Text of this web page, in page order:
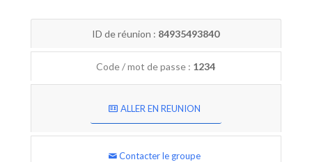
ID de réunion : 84935493840
Code / mot de passe : 1234
ALLER EN REUNION
Contacter le groupe